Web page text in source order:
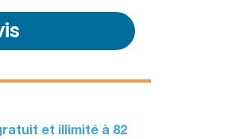
et illimité à 82